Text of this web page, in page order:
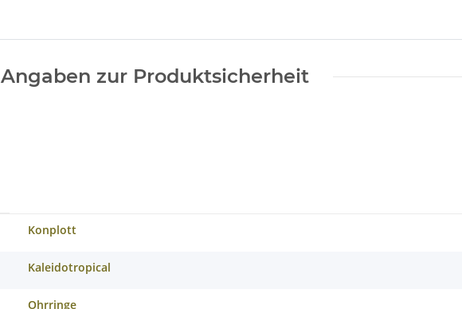
Angaben zur Produktsicherheit
Konplott
Kaleidotropical
Ohrringe